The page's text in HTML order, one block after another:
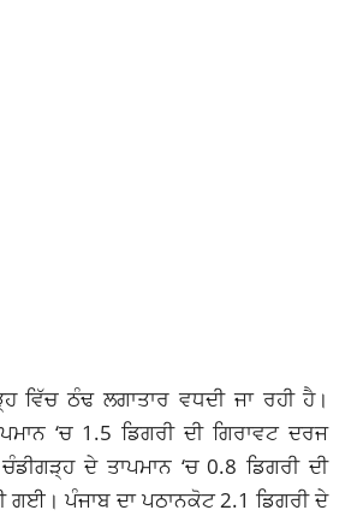
ਵਿੱਚ ਠੰਢ ਲਗਾਤਾਰ ਵਧਦੀ ਜਾ ਰਹੀ ਹੈ।
‘ਚ 1.5 ਡਿਗਰੀ ਦੀ ਗਿਰਾਵਟ ਦਰਜ
ਦੇ ਤਾਪਮਾਨ ‘ਚ 0.8 ਡਿਗਰੀ ਦੀ
ਗਈ। ਪੰਜਾਬ ਦਾ ਪਠਾਨਕੋਟ 2.1 ਡਿਗਰੀ ਦੇ